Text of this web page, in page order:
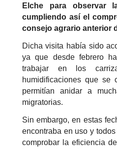
Elche para observar
cumpliendo así el
consejo agrario anterior
Dicha visita había sido
ya que desde febrero
trabajar en los
humidificaciones que se
permitían anidar a
migratorias.
Sin embargo, en estas
encontraba en uso y
comprobar la eficiencia